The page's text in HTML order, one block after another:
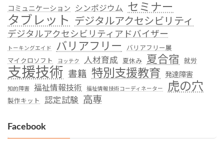
コミュニケーション シンポジウム セミナー
タブレット デジタルアクセシビリティ
デジタルアクセシビリティアドバイザー
トーキングエイド バリアフリー バリアフリー展
マイクロソフト ヨッテク 人材育成 夏休み 夏合宿 就労
支援技術 書籍 特別支援教育 発達障害
知的障害 福祉情報技術 福祉情報技術コーディネーター 虎の穴
製作キット 認定試験 高専
Facebook